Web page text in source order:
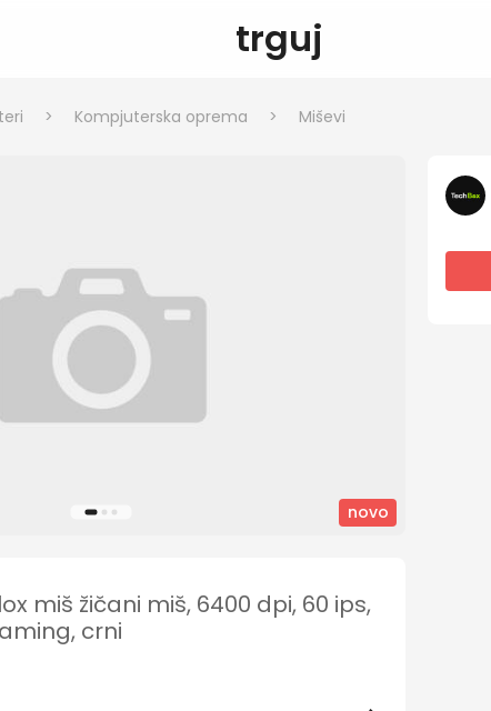
trguj
> Kompjuterska oprema > Miševi
novo
miš žičani miš, 6400 dpi, 60 ips,
crni